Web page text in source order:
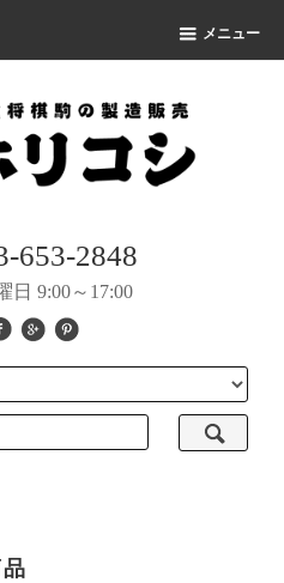
メニュー
653-2848
日 9:00～17:00